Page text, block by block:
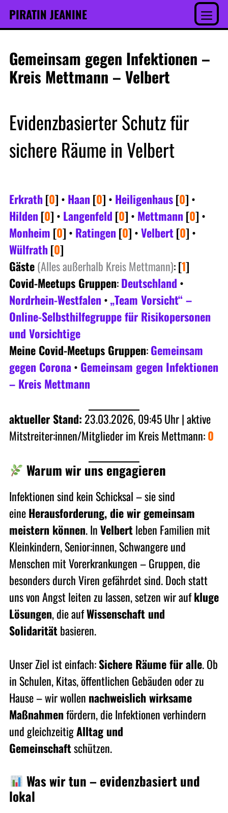
springen
Skip
to
PIRATIN JEANINE
Menu
Gemeinsam gegen Infektionen –
Kreis Mettmann – Velbert
Evidenzbasierter Schutz für
sichere Räume in Velbert
Erkrath[0] • Haan[0] • Heiligenhaus[0] •
Hilden[0] • Langenfeld [0] • Mettmann[0] •
Monheim [0] • Ratingen[0] •Velbert[0] •
Wülfrath[0]
Gäste(Alles außerhalb Kreis Mettmann):[1]
Covid-Meetups Gruppen:Deutschland •
Nordrhein-Westfalen•„Team Vorsicht“ –
Online-Selbsthilfegruppe für Risikopersonen
und Vorsichtige
Meine Covid-Meetups Gruppen:Gemeinsam
gegen Corona• Gemeinsam gegen Infektionen
– Kreis Mettmann
aktueller Stand: 23.03.2026, 09:45 Uhr | aktive
Mitstreiter:innen/Mitglieder im Kreis Mettmann:0
Warum wir uns engagieren
Infektionen sind kein Schicksal – sie sind
eineHerausforderung, die wir gemeinsam
meistern können. InVelbertleben Familien mit
Kleinkindern, Senior:innen, Schwangere und
Menschen mit Vorerkrankungen – Gruppen, die
besonders durch Viren gefährdet sind. Doch statt
uns von Angst leiten zu lassen, setzen wir aufkluge
Lösungen, die aufWissenschaft und
Solidaritätbasieren.
Unser Ziel ist einfach:Sichere Räume für alle. Ob
in Schulen, Kitas, öffentlichen Gebäuden oder zu
Hause – wir wollen nachweislich wirksame
Maßnahmenfördern, die Infektionen verhindern
und gleichzeitigAlltag und
Gemeinschaftschützen.
Was wir tun – evidenzbasiert und
lokal